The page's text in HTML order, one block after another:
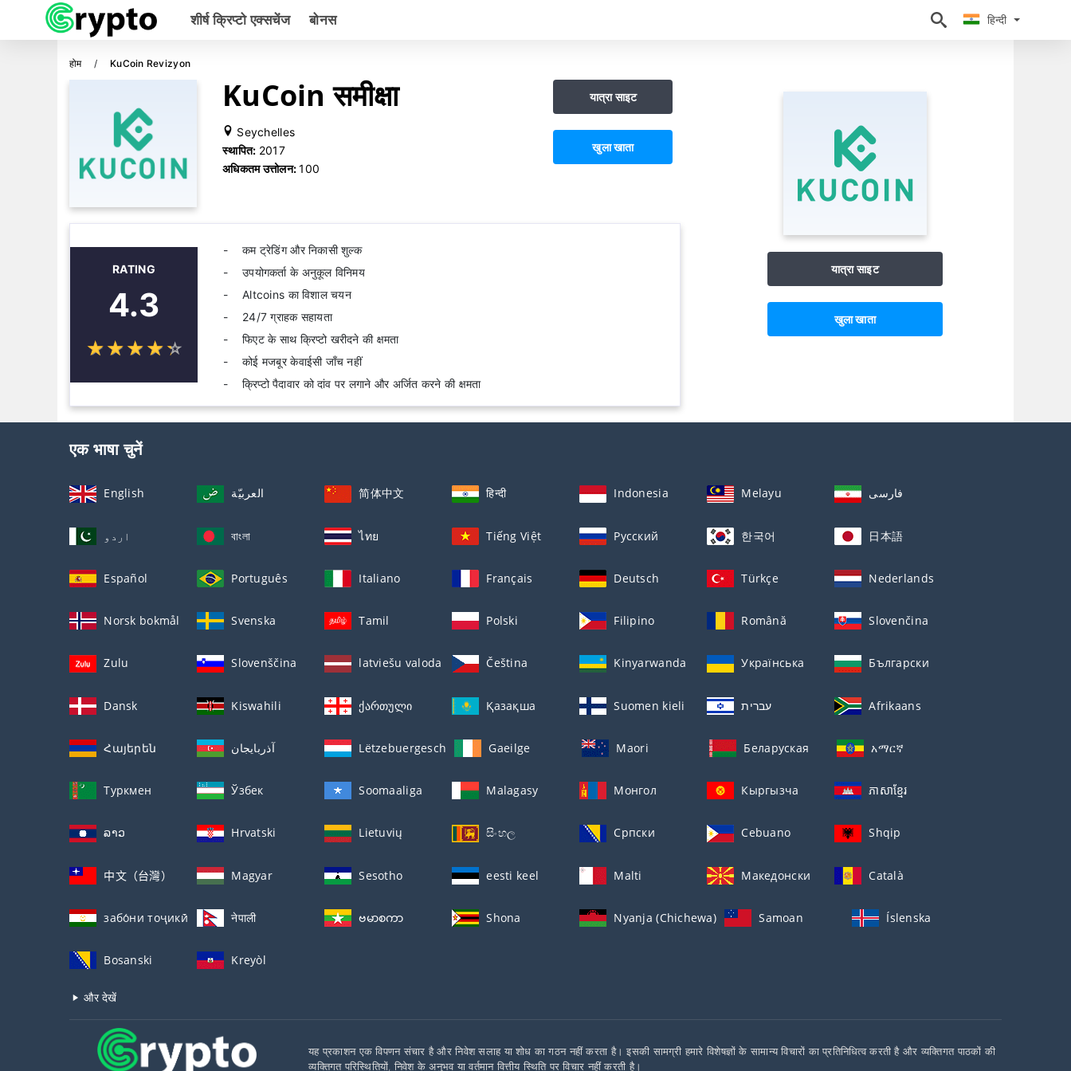
शीर्ष क्रिप्टो एक्सचेंज बोनस हिन्दी
होम KuCoin Revizyon
KuCoin समीक्षा
Seychelles
स्थापित: 2017
अधिकतम उत्तोलन:100
यात्रा साइट
खुला खाता
RATING
4.3
☆☆☆☆☆
★★★★★
कम ट्रेडिंग और निकासी शुल्क
उपयोगकर्ता के अनुकूल विनिमय
Altcoins का विशाल चयन
24/7 ग्राहक सहायता
फिएट के साथ क्रिप्टो खरीदने की क्षमता
कोई मजबूर केवाईसी जाँच नहीं
क्रिप्टो पैदावार को दांव पर लगाने और अर्जित करने की क्षमता
यात्रा साइट
खुला खाता
एक भाषा चुनें
English العربيّة 简体中文 हिन्दी Indonesia Melayu فارسی
اردو বাংলা ไทย Tiếng Việt Русский 한국어 日本語
Español Português Italiano Français Deutsch Türkçe Nederlands
Norsk bokmål Svenska Tamil Polski Filipino Română Slovenčina
Zulu Slovenščina latviešu valoda Čeština Kinyarwanda Українська Български
Dansk Kiswahili ქართული Қазақша Suomen kieli עברית Afrikaans
Հայերեն آذربايجان Lëtzebuergesch Gaeilge Maori Беларуская አማርኛ
Туркмен Ўзбек Soomaaliga Malagasy Монгол Кыргызча ភាសាខ្មែរ
ລາວ Hrvatski Lietuvių සිංහල Српски Cebuano Shqip
中文（台灣） Magyar Sesotho eesti keel Malti Македонски Català
забо́ни тоҷикӣ́ नेपाली ဗမာစကာ Shona Nyanja (Chichewa) Samoan Íslenska
Bosanski Kreyòl
और देखें
यह प्रकाशन एक विपणन संचार है और निवेश सलाह या शोध का गठन नहीं करता है। इसकी सामग्री हमारे विशेषज्ञों के सामान्य विचारों का प्रतिनिधित्व करती है और व्यक्तिगत पाठकों की
व्यक्तिगत परिस्थितियों, निवेश के अनुभव या वर्तमान वित्तीय स्थिति पर विचार नहीं करती है।